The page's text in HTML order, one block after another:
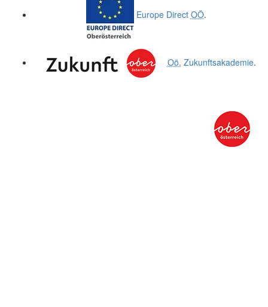
Europe Direct OÖ.
Oö. Zukunftsakademie.